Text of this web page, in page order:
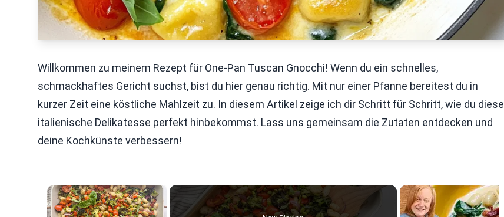
Willkommen zu meinem Rezept für One-Pan Tuscan Gnocchi! Wenn du ein schnelles,
schmackhaftes Gericht suchst, bist du hier genau richtig. Mit nur einer Pfanne bereitest du in
kurzer Zeit eine köstliche Mahlzeit zu. In diesem Artikel zeige ich dir Schritt für Schritt, wie du diese
italienische Delikatesse perfekt hinbekommst. Lass uns gemeinsam die Zutaten entdecken und
deine Kochkünste verbessern!
×